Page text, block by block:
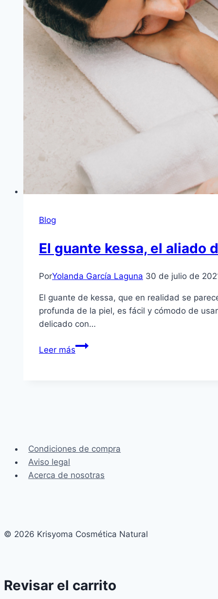
Blog
El guante kessa, el aliado
PorYolanda García Laguna 30 de julio de
El guante de kessa, que en realidad se
profunda de la piel, es fácil y cómodo de
delicado con…
Leer másEl
Condiciones de compra
Aviso legal
Acerca de nosotras
© 2026 Krisyoma Cosmética Natural
Revisar el carrito